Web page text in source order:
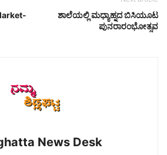
ಶಾಲೆಯಲ್ಲಿ ಮಧ್ಯಾಹ್ನದ ಬಿಸಿಯೂಟ
ಪುನರಾರಂಭೋತ್ಸವ
News Desk